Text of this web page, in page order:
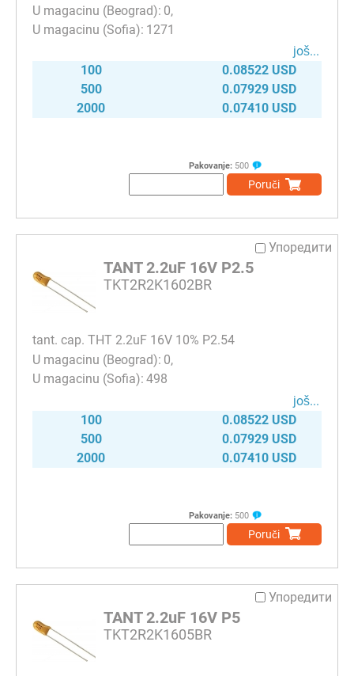
0
1271
јоš...
100
0.08522 USD
500
0.07929 USD
2000
0.07410 USD
Pakovanje: 500
Poruči
Упоредити
TANT 2.2uF 16V P2.5
TKT2R2K1602BR
tant. cap. THT 2.2uF 16V 10% P2.54
0
498
јоš...
100
0.08522 USD
500
0.07929 USD
2000
0.07410 USD
Pakovanje: 500
Poruči
Упоредити
TANT 2.2uF 16V P5
TKT2R2K1605BR